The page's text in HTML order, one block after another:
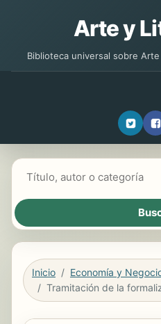
Arte y
Biblioteca universal sobre
Inicio
Economía y